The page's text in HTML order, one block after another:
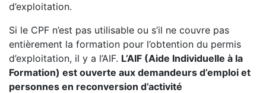
d’exploitation.
Si le CPF n’est pas utilisable ou s’il ne couvre pas
entièrement la formation pour l’obtention du permis
d’exploitation, il y a l’AIF. L’AIF (Aide Individuelle à la
Formation) est ouverte aux demandeurs d’emploi et
personnes en reconversion d’activité